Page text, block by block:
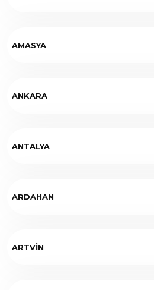
AMASYA
ANKARA
ANTALYA
ARDAHAN
ARTVİN